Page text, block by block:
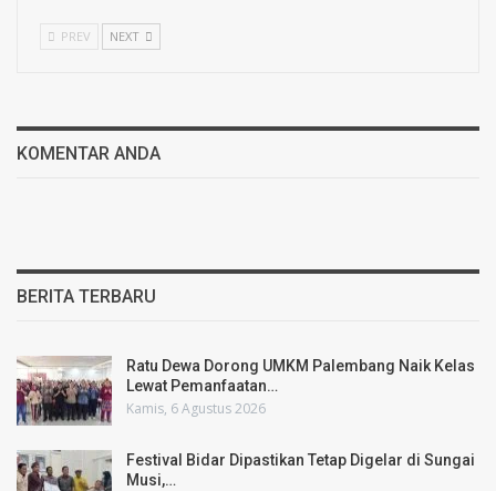
PREV NEXT
KOMENTAR ANDA
BERITA TERBARU
Ratu Dewa Dorong UMKM Palembang Naik Kelas
Lewat Pemanfaatan…
Kamis, 6 Agustus 2026
Festival Bidar Dipastikan Tetap Digelar di Sungai
Musi,…